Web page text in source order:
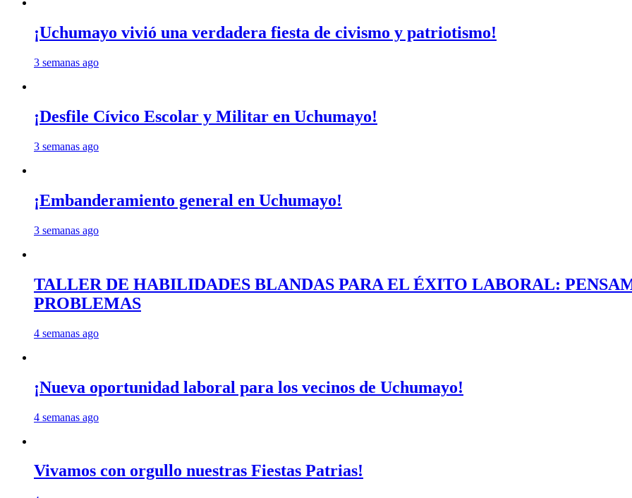
¡Uchumayo vivió una verdadera fiesta de civismo y patriotismo!
3 semanas ago
¡Desfile Cívico Escolar y Militar en Uchumayo!
3 semanas ago
¡Embanderamiento general en Uchumayo!
3 semanas ago
TALLER DE HABILIDADES BLANDAS PARA EL ÉXITO LABORAL:
PROBLEMAS
4 semanas ago
¡Nueva oportunidad laboral para los vecinos de Uchumayo!
4 semanas ago
Vivamos con orgullo nuestras Fiestas Patrias!